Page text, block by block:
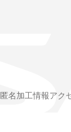
匿名加工情報アク